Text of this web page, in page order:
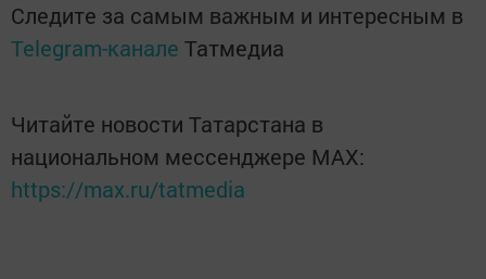
Следите за самым важным и интересным в
Telegram-канале Татмедиа
Читайте новости Татарстана в
национальном мессенджере MАХ:
https://max.ru/tatmedia